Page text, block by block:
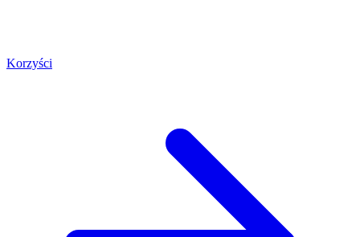
Korzyści